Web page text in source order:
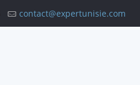
contact@expertunisie.com